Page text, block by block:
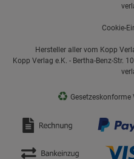
Cookie-
Hersteller aller vom Kopp
Kopp Verlag e.K. - Bertha-Benz-Str.
♻ Gesetzeskonforme